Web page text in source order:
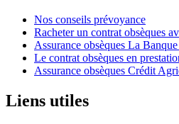
Nos conseils prévoyance
Racheter un contrat obsèques
Assurance obsèques La
Le contrat obsèques en
Assurance obsèques Crédit
Liens utiles